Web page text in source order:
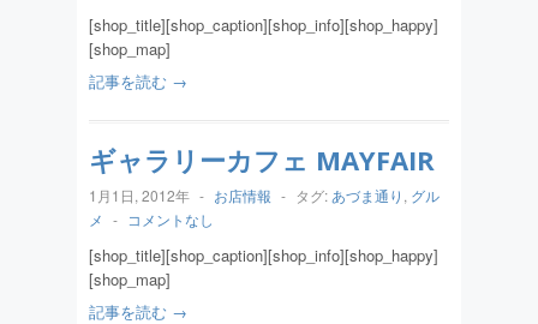
[shop_title][shop_caption][shop_info][shop_happy]
[shop_map]
記事を読む →
ギャラリーカフェ MAYFAIR
1月1日, 2012年 - お店情報 - タグ: あづま通り , グル
メ - コメントなし
[shop_title][shop_caption][shop_info][shop_happy]
[shop_map]
記事を読む →